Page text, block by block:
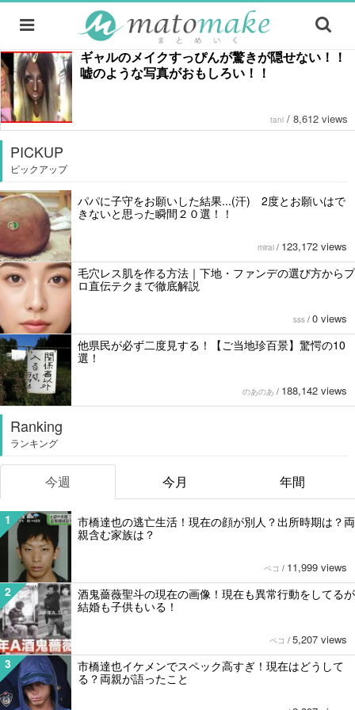
ギャルのメイクすっぴんが驚きが隠せない！！
嘘のような写真がおもしろい！！
tani / 8,612 views
PICKUP
ピックアップ
パパに子守をお願いした結果...(汗) 2度とお願いはで
きないと思った瞬間２０選！！
mirai / 123,172 views
毛穴レス肌を作る方法｜下地・ファンデの選び方からプ
ロ直伝テクまで徹底解説
sss / 0 views
他県民が必ず二度見する！【ご当地珍百景】驚愕の10
選！
のあのあ / 188,142 views
Ranking
ランキング
今週 今月 年間
1
市橋達也の逃亡生活！現在の顔が別人？出所時期は？両
親含む家族は？
ペコ / 11,999 views
2
酒鬼薔薇聖斗の現在の画像！現在も異常行動をしてるが
結婚も子供もいる！
ペコ / 5,207 views
3
市橋達也イケメンでスペック高すぎ！現在はどうして
る？両親が語ったこと